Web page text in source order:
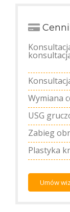
Wymiana
USG
Zabieg
Plastyka
Umów